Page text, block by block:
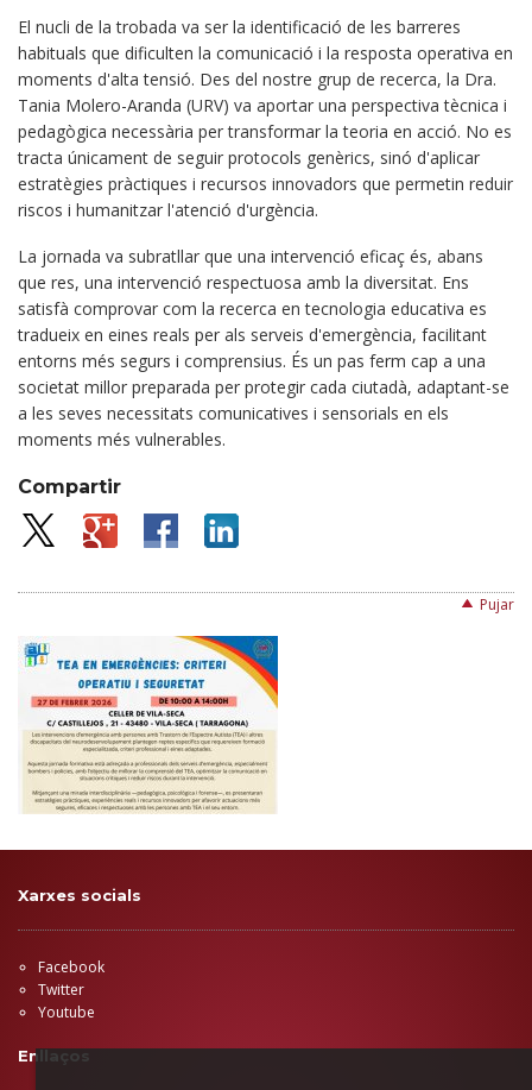
El nucli de la trobada va ser la identificació de les barreres
habituals que dificulten la comunicació i la resposta operativa en
moments d'alta tensió. Des del nostre grup de recerca, la Dra.
Tania Molero-Aranda (URV) va aportar una perspectiva tècnica i
pedagògica necessària per transformar la teoria en acció. No es
tracta únicament de seguir protocols genèrics, sinó d'aplicar
estratègies pràctiques i recursos innovadors que permetin reduir
riscos i humanitzar l'atenció d'urgència.
La jornada va subratllar que una intervenció eficaç és, abans
que res, una intervenció respectuosa amb la diversitat. Ens
satisfà comprovar com la recerca en tecnologia educativa es
tradueix en eines reals per als serveis d'emergència, facilitant
entorns més segurs i comprensius. És un pas ferm cap a una
societat millor preparada per protegir cada ciutadà, adaptant-se
a les seves necessitats comunicatives i sensorials en els
moments més vulnerables.
Compartir
Pujar
Xarxes socials
Facebook
Twitter
Youtube
Enllaços